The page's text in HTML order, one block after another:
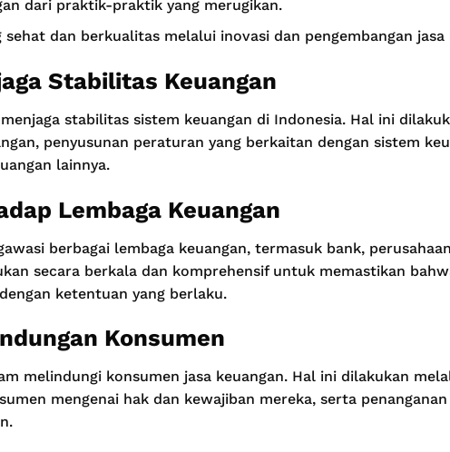
dari praktik-praktik yang merugikan.
dan berkualitas melalui inovasi dan pengembangan jasa
Stabilitas Keuangan
stabilitas sistem keuangan di Indonesia. Hal ini
penyusunan peraturan yang berkaitan dengan sistem
lainnya.
Lembaga Keuangan
berbagai lembaga keuangan, termasuk bank,
secara berkala dan komprehensif untuk memastikan
ketentuan yang berlaku.
Konsumen
melindungi konsumen jasa keuangan. Hal ini dilakukan
mengenai hak dan kewajiban mereka, serta